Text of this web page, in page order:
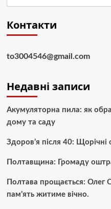
Контакти
to3004546@gmail.com
Недавні записи
Акумуляторна пила: як
дому та саду
Здоров’я після 40:
Полтавщина: Громаду
Полтава прощається: Олег
пам’ять житиме вічно.